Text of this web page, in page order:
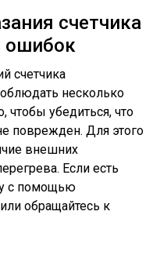
счетчика
ошибок
счетчика
несколько
чтобы убедиться, что
поврежден. Для этого
внешних
Если есть
с помощью
обращайтесь к